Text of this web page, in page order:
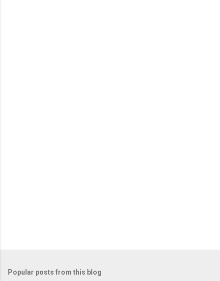
Popular posts from this blog